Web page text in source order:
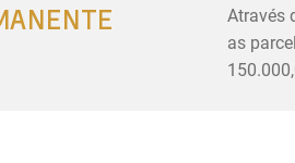
Através
as